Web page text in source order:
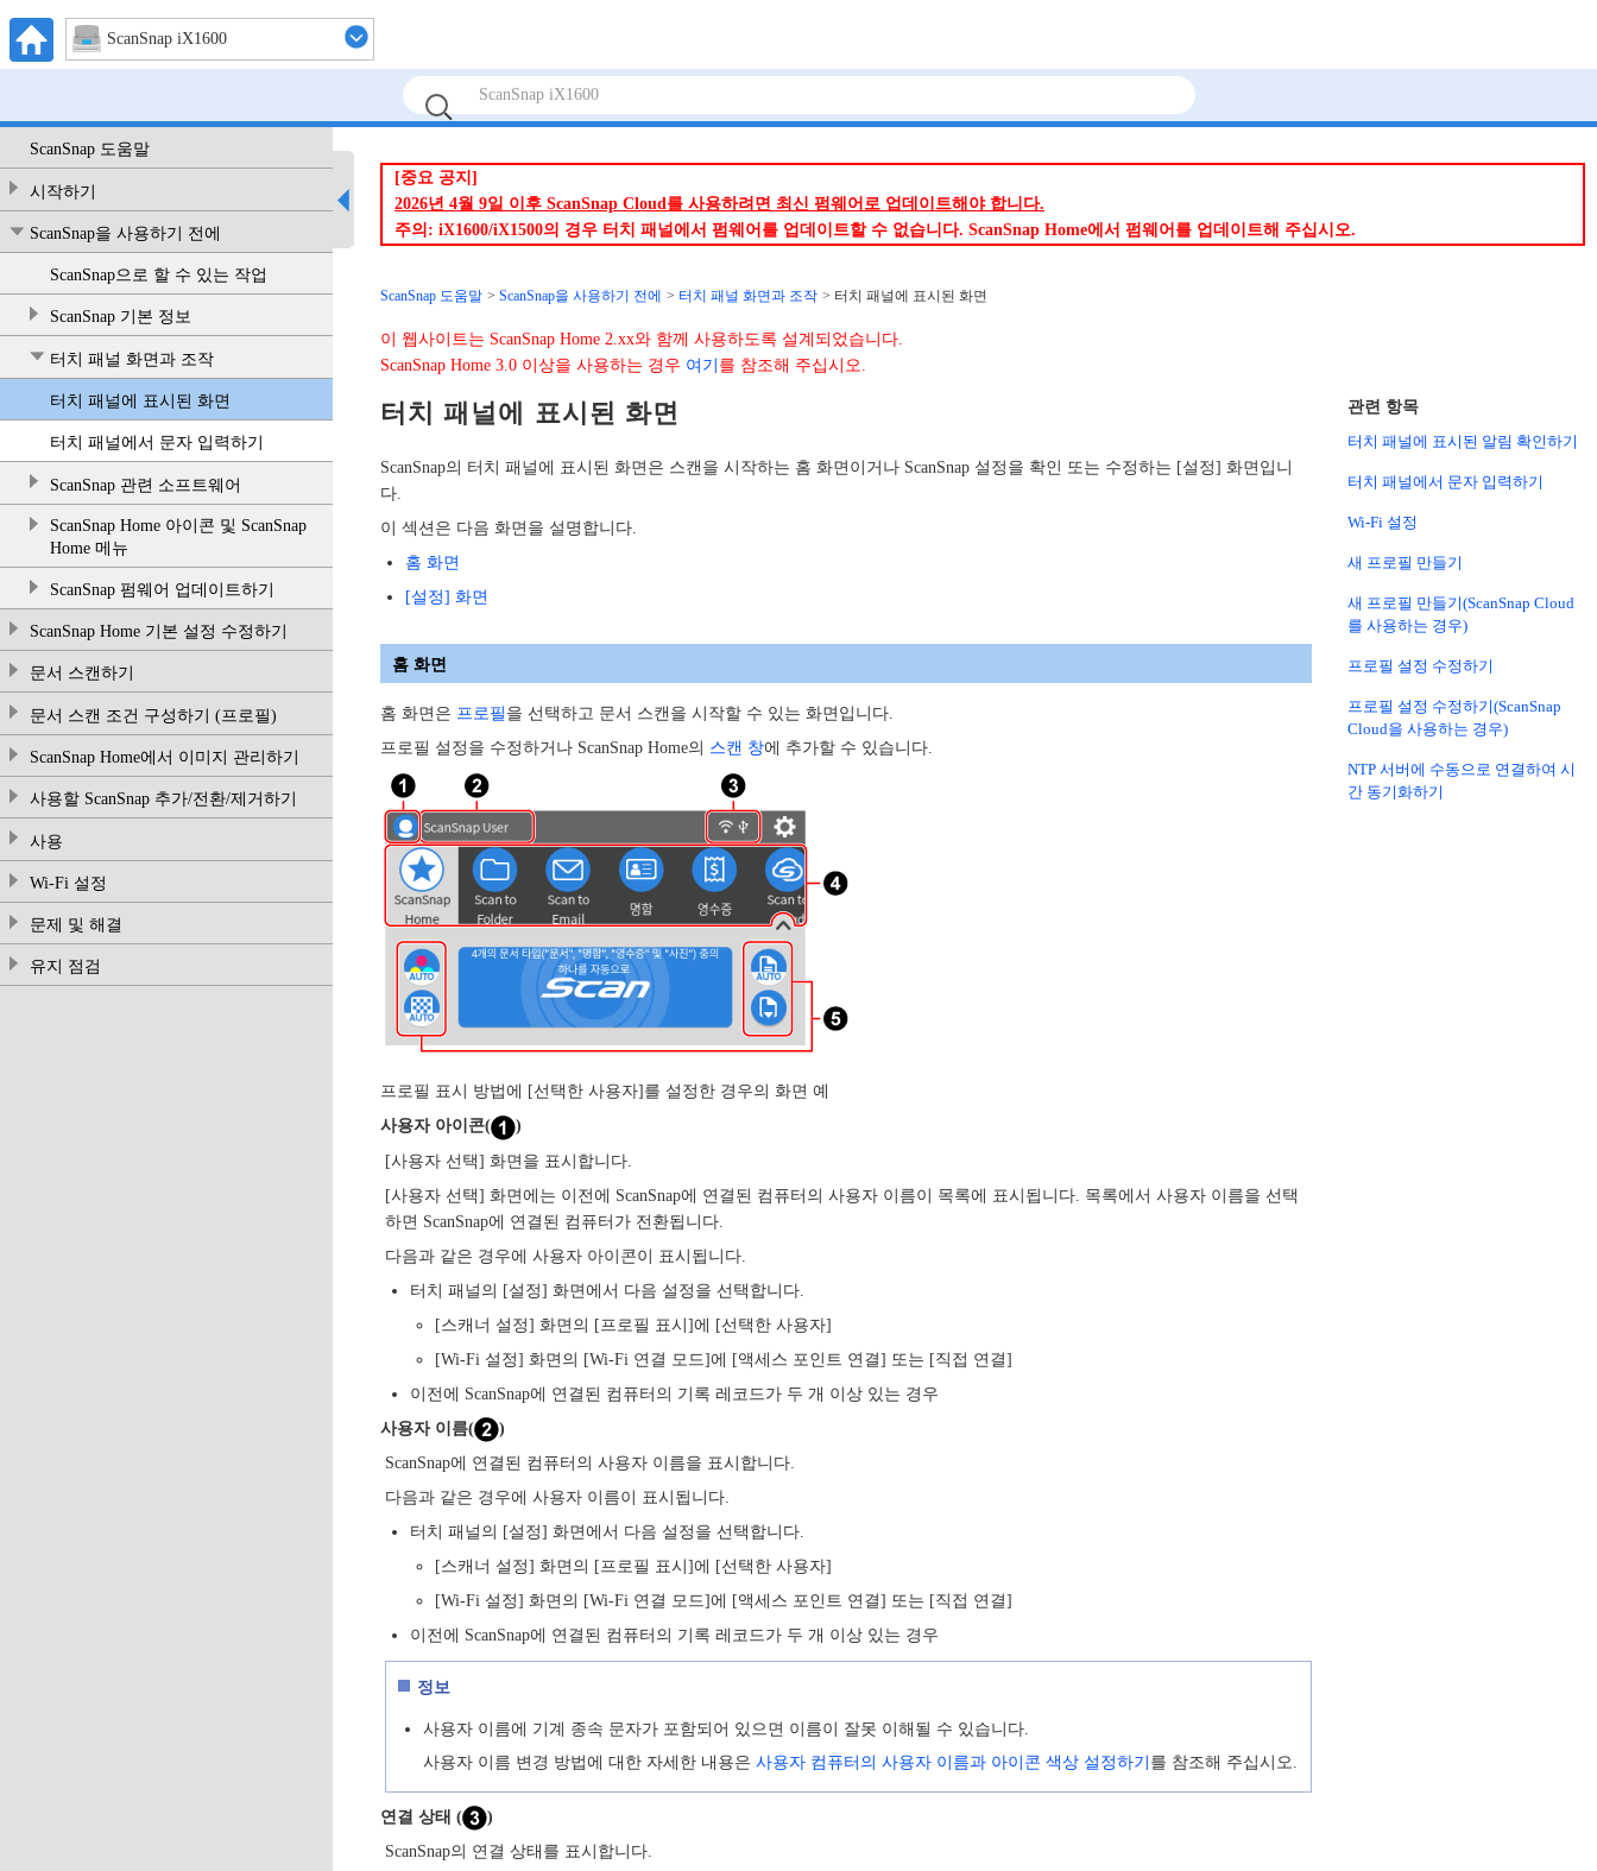
ScanSnap iX1600
ScanSnap 도움말
시작하기
ScanSnap을 사용하기 전에
ScanSnap으로 할 수 있는 작업
ScanSnap 기본 정보
터치 패널 화면과 조작
터치 패널에 표시된 화면
터치 패널에서 문자 입력하기
ScanSnap 관련 소프트웨어
ScanSnap Home 아이콘 및 ScanSnap
Home 메뉴
ScanSnap 펌웨어 업데이트하기
ScanSnap Home 기본 설정 수정하기
문서 스캔하기
문서 스캔 조건 구성하기 (프로필)
ScanSnap Home에서 이미지 관리하기
사용할 ScanSnap 추가/전환/제거하기
사용
Wi-Fi 설정
문제 및 해결
유지 점검
[중요 공지]
2026년 4월 9일 이후 ScanSnap Cloud를 사용하려면 최신 펌웨어로 업데이트해야 합니다.
주의: iX1600/iX1500의 경우 터치 패널에서 펌웨어를 업데이트할 수 없습니다. ScanSnap Home에서 펌웨어를 업데이트해 주십시오.
ScanSnap 도움말 ScanSnap을 사용하기 전에 터치 패널 화면과 조작 터치 패널에 표시된 화면
이 웹사이트는 ScanSnap Home 2.xx와 함께 사용하도록 설계되었습니다.
ScanSnap Home 3.0 이상을 사용하는 경우 여기 를 참조해 주십시오.
터치 패널에 표시된 화면
ScanSnap의 터치 패널에 표시된 화면은 스캔을 시작하는 홈 화면이거나 ScanSnap 설정을 확인 또는 수정하는 [설정] 화면입니
다.
이 섹션은 다음 화면을 설명합니다.
홈 화면
[설정] 화면
홈 화면
홈 화면은 프로필 을 선택하고 문서 스캔을 시작할 수 있는 화면입니다.
프로필 설정을 수정하거나 ScanSnap Home의 스캔 창에 추가할 수 있습니다.
프로필 표시 방법에 [선택한 사용자]를 설정한 경우의 화면 예
사용자 아이콘(
)
[사용자 선택] 화면을 표시합니다.
[사용자 선택] 화면에는 이전에 ScanSnap에 연결된 컴퓨터의 사용자 이름이 목록에 표시됩니다. 목록에서 사용자 이름을 선택
하면 ScanSnap에 연결된 컴퓨터가 전환됩니다.
다음과 같은 경우에 사용자 아이콘이 표시됩니다.
터치 패널의 [설정] 화면에서 다음 설정을 선택합니다.
[스캐너 설정] 화면의 [프로필 표시]에 [선택한 사용자]
[Wi-Fi 설정] 화면의 [Wi-Fi 연결 모드]에 [액세스 포인트 연결] 또는 [직접 연결]
이전에 ScanSnap에 연결된 컴퓨터의 기록 레코드가 두 개 이상 있는 경우
사용자 이름(
)
ScanSnap에 연결된 컴퓨터의 사용자 이름을 표시합니다.
다음과 같은 경우에 사용자 이름이 표시됩니다.
터치 패널의 [설정] 화면에서 다음 설정을 선택합니다.
[스캐너 설정] 화면의 [프로필 표시]에 [선택한 사용자]
[Wi-Fi 설정] 화면의 [Wi-Fi 연결 모드]에 [액세스 포인트 연결] 또는 [직접 연결]
이전에 ScanSnap에 연결된 컴퓨터의 기록 레코드가 두 개 이상 있는 경우
정보
사용자 이름에 기계 종속 문자가 포함되어 있으면 이름이 잘못 이해될 수 있습니다.
사용자 이름 변경 방법에 대한 자세한 내용은 사용자 컴퓨터의 사용자 이름과 아이콘 색상 설정하기 를 참조해 주십시오.
연결 상태 (
)
ScanSnap의 연결 상태를 표시합니다.
관련 항목
터치 패널에 표시된 알림 확인하기
터치 패널에서 문자 입력하기
Wi-Fi 설정
새 프로필 만들기
새 프로필 만들기(ScanSnap Cloud
를 사용하는 경우)
프로필 설정 수정하기
프로필 설정 수정하기(ScanSnap
Cloud을 사용하는 경우)
NTP 서버에 수동으로 연결하여 시
간 동기화하기